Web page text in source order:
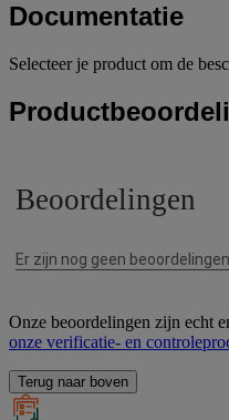
Documentatie
Selecteer je product om de
Onze beoordelingen zijn echt
onze verificatie- en
Terug naar boven